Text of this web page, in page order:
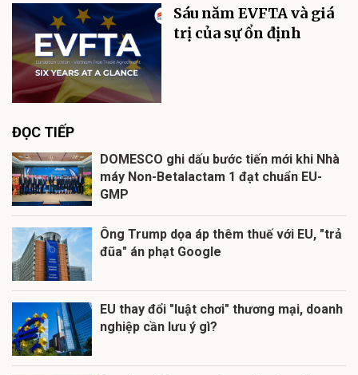
Sáu năm EVFTA và giá
trị của sự ổn định
ĐỌC TIẾP
DOMESCO ghi dấu bước tiến mới khi Nhà
máy Non-Betalactam 1 đạt chuẩn EU-
GMP
Ông Trump dọa áp thêm thuế với EU, "trả
đũa" án phạt Google
EU thay đổi "luật chơi" thương mại, doanh
nghiệp cần lưu ý gì?